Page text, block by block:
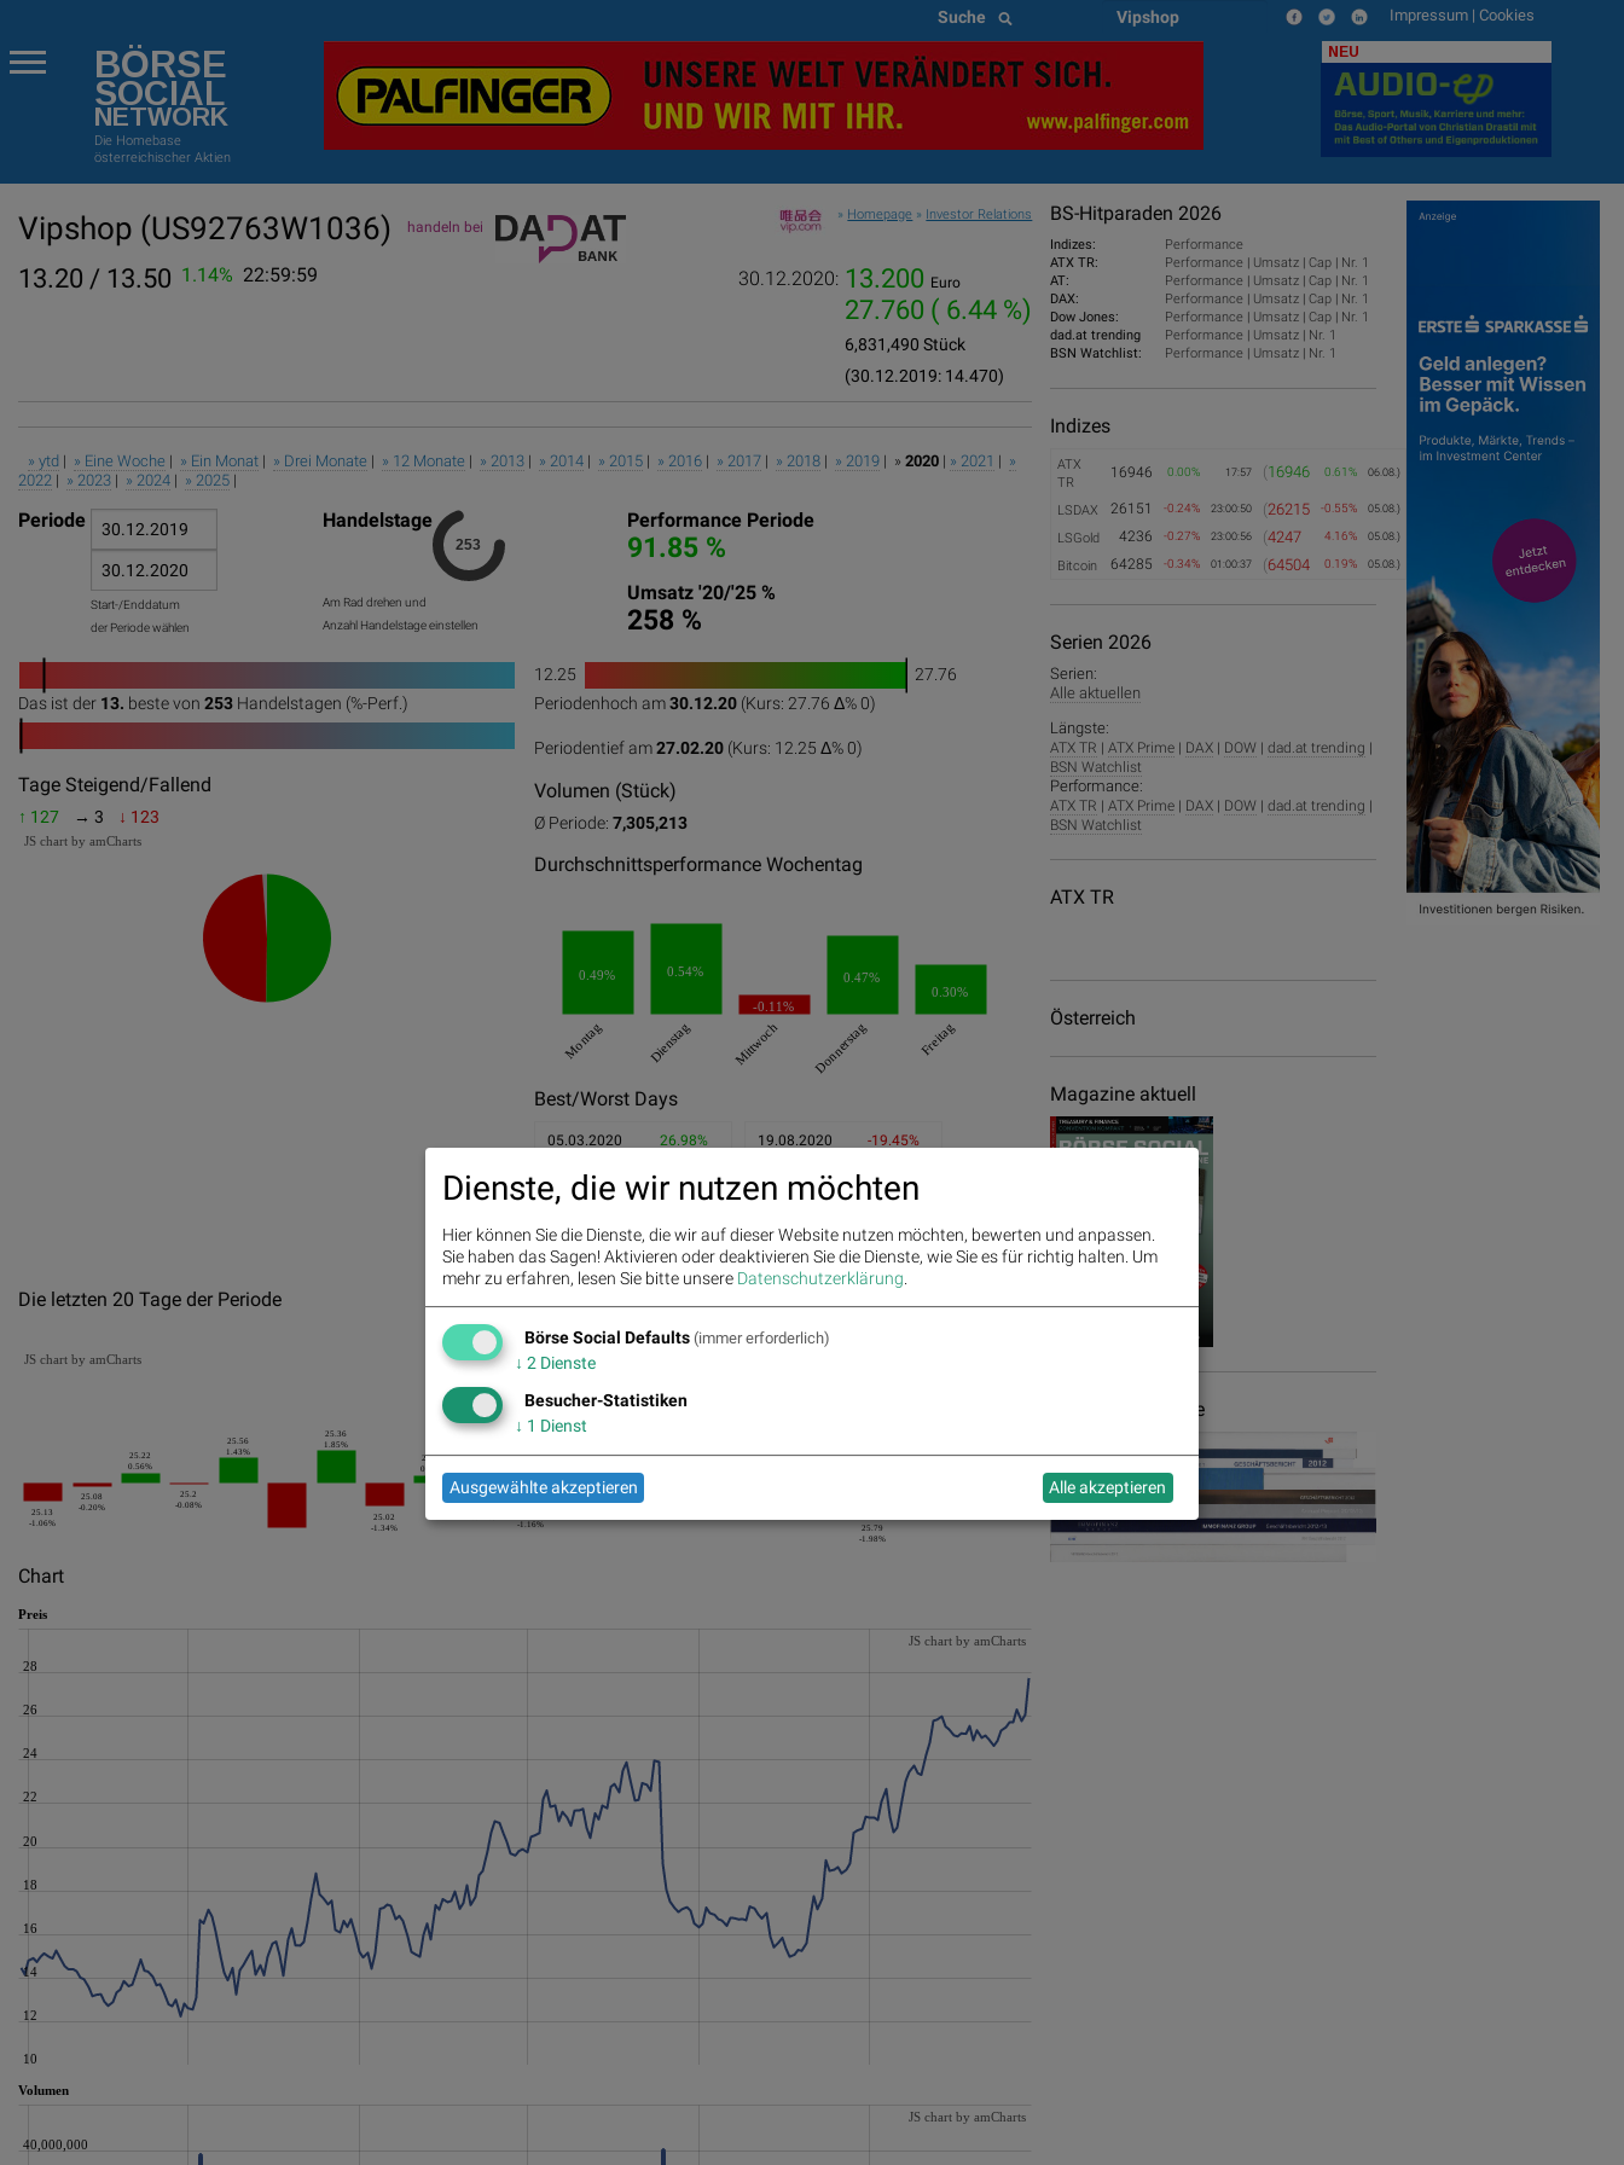
Suche Vipshop Impressum | Cookies
BÖRSE
SOCIAL
NETWORK
Die Homebase
österreichischer Aktien
NEU
Vipshop (US92763W1036) handeln bei
» Homepage » Investor Relations
30.12.2020: 13.200 Euro
27.760 ( 6.44 %)
6,831,490 Stück
(30.12.2019: 14.470)
13.20 / 13.50 1.14% 22:59:59
» ytd | » Eine Woche | » Ein Monat | » Drei Monate | » 12 Monate | » 2013 | » 2014 | » 2015 | » 2016 | » 2017 | » 2018 | » 2019 | » 2020 | » 2021 | »
2022 | » 2023 | » 2024 | » 2025 |
Periode
Start-/Enddatum
der Periode wählen
Handelstage
Am Rad drehen und
Anzahl Handelstage einstellen
Performance Periode
91.85 %
Umsatz '20/'25 %
258 %
0 60
Das ist der 13. beste von 253 Handelstagen (%-Perf.)
0 40
Tage Steigend/Fallend
↑ 127 → 3 ↓ 123
JS chart by amCharts
12.25
1
50
27.76
Periodenhoch am30.12.20 (Kurs: 27.76 Δ% 0)
Periodentief am27.02.20 (Kurs: 12.25 Δ% 0)
Volumen (Stück)
Ø Periode:7,305,213
Durchschnittsperformance Wochentag
0.49% 0.54%
-0.11%
0.47%
0.30%
Montag Dienstag Mittwoch Donnerstag Freitag
Best/Worst Days
05.03.2020 26.98%
08.05.2020 13.47%
19.08.2020 -19.45%
18.03.2020 -8.37%
Die letzten 20 Tage der Periode
25.13
-1.06%
25.08
-0.20%
25.22
0.56%
25.2
-0.08%
25.56
1.43%
25.36
1.85%
25.02
-1.34%
25.12
0.40%
24.94
-1.16%
25.5
25.79
-1.98%
1.12%
JS chart by amCharts
Chart
Preis
10
12
14
16
18
20
22
24
26
28
JS chart by amCharts
Volumen
40,000,000
JS chart by amCharts
BS-Hitparaden 2026
Indizes:
Performance
ATX TR:
Performance | Umsatz |Cap | Nr. 1
AT:
Performance | Umsatz |Cap | Nr. 1
DAX:
Performance | Umsatz |Cap | Nr. 1
Dow Jones:
Performance | Umsatz |Cap | Nr. 1
dad.at trending
Performance | Umsatz | Nr. 1
BSN Watchlist:
Performance | Umsatz | Nr. 1
Indizes
ATX
TR
16946 0.00% 17:57 (16946 0.61% 06.08.)
LSDAX 26151 -0.24% 23:00:50 (26215 -0.55% 05.08.)
LSGold 4236 -0.27% 23:00:56 (4247 4.16% 05.08.)
Bitcoin 64285 -0.34% 01:00:37 (64504 0.19% 05.08.)
Serien 2026
Serien:
Alle aktuellen
Längste:
ATX TR |ATX Prime | DAX | DOW |dad.at trending |
BSN Watchlist
Performance:
ATX TR |ATX Prime | DAX | DOW |dad.at trending |
BSN Watchlist
ATX TR
Österreich
Magazine aktuell
Geschäftsberichte
Dienste, die wir nutzen möchten
Hier können Sie die Dienste, die wir auf dieser Website nutzen möchten, bewerten und anpassen.
Sie haben das Sagen! Aktivieren oder deaktivieren Sie die Dienste, wie Sie es für richtig halten. Um
mehr zu erfahren, lesen Sie bitte unsere Datenschutzerklärung
Börse Social Defaults (immer erforderlich)
↓ 2 Dienste
Besucher-Statistiken
↓ 1 Dienst
Ausgewählte akzeptieren Alle akzeptieren